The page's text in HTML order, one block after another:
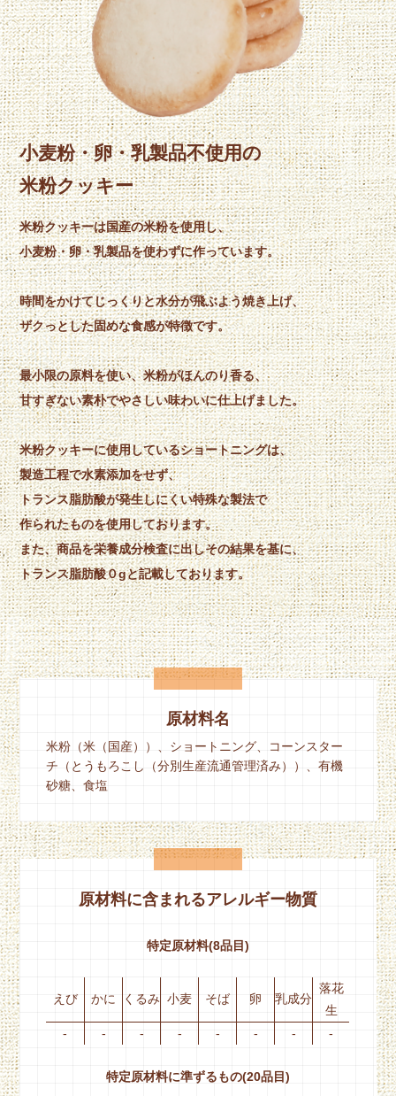
小麦粉・卵・乳製品不使用の
米粉クッキー
米粉クッキーは国産の米粉を使用し、
小麦粉・卵・乳製品を使わずに作っています。
時間をかけてじっくりと水分が飛ぶよう焼き上げ、
ザクっとした固めな食感が特徴です。
最小限の原料を使い、米粉がほんのり香る、
甘すぎない素朴でやさしい味わいに仕上げました。
米粉クッキーに使用しているショートニングは、
製造工程で水素添加をせず、
トランス脂肪酸が発生しにくい特殊な製法で
作られたものを使用しております。
また、商品を栄養成分検査に出しその結果を基に、
トランス脂肪酸０gと記載しております。
原材料名
米粉（米（国産））、ショートニング、コーンスター
チ（とうもろこし（分別生産流通管理済み））、有機
砂糖、食塩
原材料に含まれるアレルギー物質
特定原材料(8品目)
えび かに くるみ 小麦 そば 卵 乳成分
落花
生
-
- - - - - - -
特定原材料に準ずるもの(20品目)